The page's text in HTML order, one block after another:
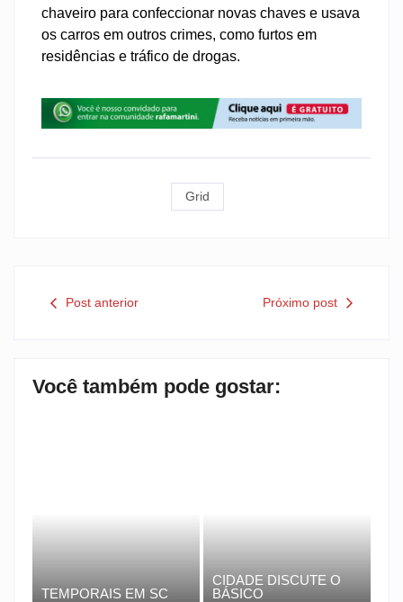
chaveiro para confeccionar novas chaves e usava
os carros em outros crimes, como furtos em
residências e tráfico de drogas.
Grid
Post anterior Próximo post
Você também pode gostar:
TEMPORAIS EM SC
CIDADE DISCUTE O
BÁSICO